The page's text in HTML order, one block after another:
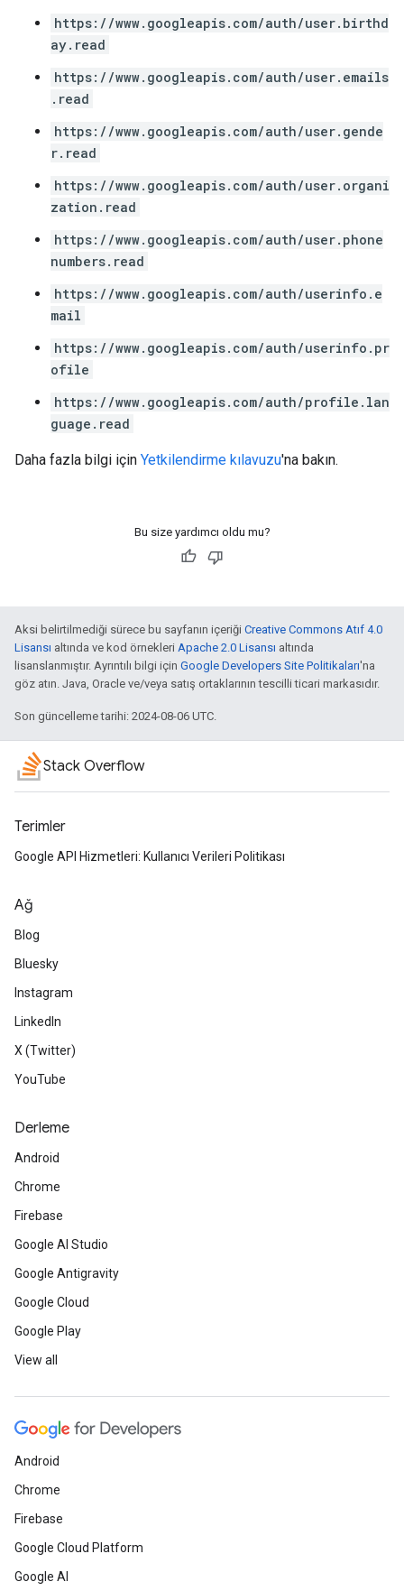
https://www.googleapis.com/auth/user.birthd
ay.read
https://www.googleapis.com/auth/user.emails
.read
https://www.googleapis.com/auth/user.gende
r.read
https://www.googleapis.com/auth/user.organi
zation.read
https://www.googleapis.com/auth/user.phone
numbers.read
https://www.googleapis.com/auth/userinfo.e
mail
https://www.googleapis.com/auth/userinfo.pr
ofile
https://www.googleapis.com/auth/profile.lan
guage.read
Daha fazla bilgi için Yetkilendirme kılavuzu'na bakın.
Bu size yardımcı oldu mu?
Aksi belirtilmediği sürece bu sayfanın içeriği Creative Commons Atıf 4.0
Lisansı altında ve kod örnekleri Apache 2.0 Lisansı altında
lisanslanmıştır. Ayrıntılı bilgi için Google Developers Site Politikaları'na
göz atın. Java, Oracle ve/veya satış ortaklarının tescilli ticari markasıdır.
Son güncelleme tarihi: 2024-08-06 UTC.
Stack Overflow
Terimler
Google API Hizmetleri: Kullanıcı Verileri Politikası
Ağ
Blog
Bluesky
Instagram
LinkedIn
X (Twitter)
YouTube
Derleme
Android
Chrome
Firebase
Google AI Studio
Google Antigravity
Google Cloud
Google Play
View all
Android
Chrome
Firebase
Google Cloud Platform
Google AI